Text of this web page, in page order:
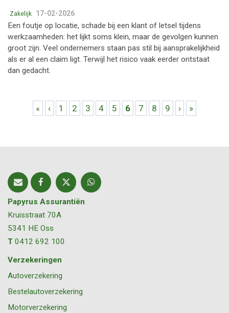
Zakelijk 17-02-2026
Een foutje op locatie, schade bij een klant of letsel tijdens
werkzaamheden: het lijkt soms klein, maar de gevolgen kunnen
groot zijn. Veel ondernemers staan pas stil bij aansprakelijkheid
als er al een claim ligt. Terwijl het risico vaak eerder ontstaat
dan gedacht.
Pagina's
« ‹ 1 2 3 4 5 6 7 8 9 › »
Papyrus Assurantiën
Kruisstraat 70A
5341 HE Oss
T 0412 692 100
Verzekeringen
Autoverzekering
Bestelautoverzekering
Motorverzekering